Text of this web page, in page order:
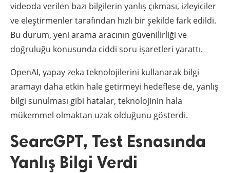
videoda verilen bazı bilgilerin yanlış çıkması, izleyiciler
ve eleştirmenler tarafından hızlı bir şekilde fark edildi.
Bu durum, yeni arama aracının güvenilirliği ve
doğruluğu konusunda ciddi soru işaretleri yarattı.
OpenAI, yapay zeka teknolojilerini kullanarak bilgi
aramayı daha etkin hale getirmeyi hedeflese de, yanlış
bilgi sunulması gibi hatalar, teknolojinin hala
mükemmel olmaktan uzak olduğunu gösterdi.
SearcGPT, Test Esnasında
Yanlış Bilgi Verdi